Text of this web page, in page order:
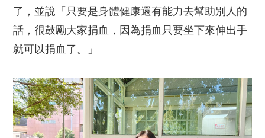
了，並說「只要是身體健康還有能力去幫助別人的
話，很鼓勵大家捐血，因為捐血只要坐下來伸出手
就可以捐血了。」